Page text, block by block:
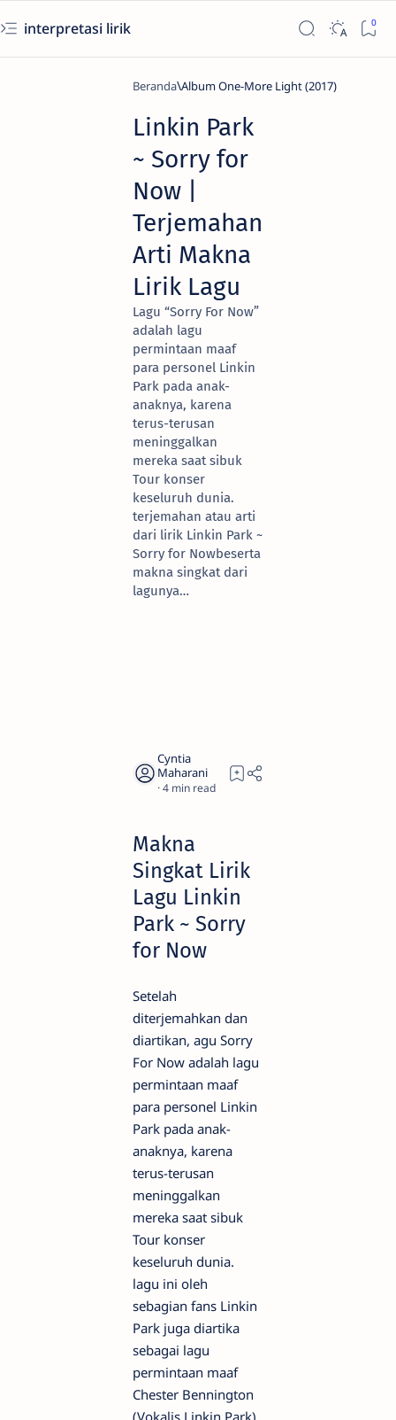
interpretasi lirik
Beranda Album One-More Light (2017)
Linkin Park
~ Sorry for
Now |
Terjemahan
Arti Makna
Lirik Lagu
Lagu “Sorry For Now”
adalah lagu
permintaan maaf
para personel Linkin
Park pada anak-
anaknya, karena
terus-terusan
meninggalkan
mereka saat sibuk
Tour konser
keseluruh dunia.
terjemahan atau arti
dari lirik Linkin Park ~
Sorry for Nowbeserta
makna singkat dari
lagunya…
4
Makna
Singkat Lirik
Lagu Linkin
Park ~ Sorry
for Now
Setelah
diterjemahkan dan
diartikan, agu Sorry
For Now adalah lagu
permintaan maaf
para personel Linkin
Park pada anak-
anaknya, karena
terus-terusan
meninggalkan
mereka saat sibuk
Tour konser
keseluruh dunia.
lagu ini oleh
sebagian fans Linkin
Park juga diartika
sebagai lagu
permintaan maaf
Chester Bennington
(Vokalis Linkin Park)